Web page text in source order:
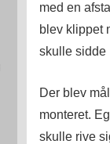
med en
blev klippet
skulle sidde
Der blev
monteret.
skulle rive